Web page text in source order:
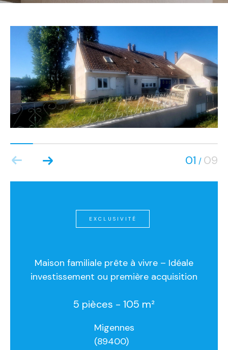
01 / 09
EXCLUSIVITÉ
Maison familiale prête à vivre – Idéale
investissement ou première acquisition
5 pièces - 105 m²
Migennes
(89400)